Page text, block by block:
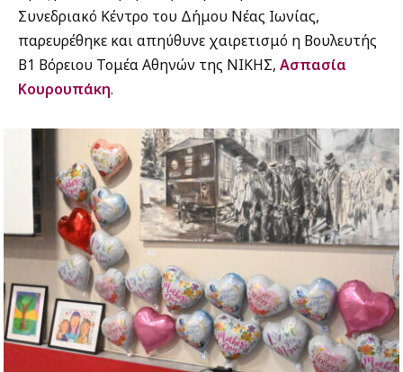
Συνεδριακό Κέντρο του Δήμου Νέας Ιωνίας,
παρευρέθηκε και απηύθυνε χαιρετισμό η Βουλευτής
Β1 Βόρειου Τομέα Αθηνών της ΝΙΚΗΣ, Ασπασία
Κουρουπάκη.